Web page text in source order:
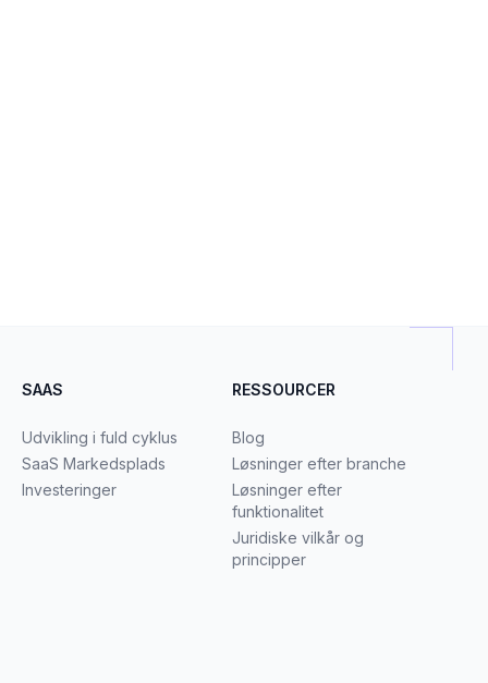
SAAS
Udvikling i fuld cyklus
SaaS Markedsplads
Investeringer
RESSOURCER
Blog
Løsninger efter branche
Løsninger efter
funktionalitet
Juridiske vilkår og
principper